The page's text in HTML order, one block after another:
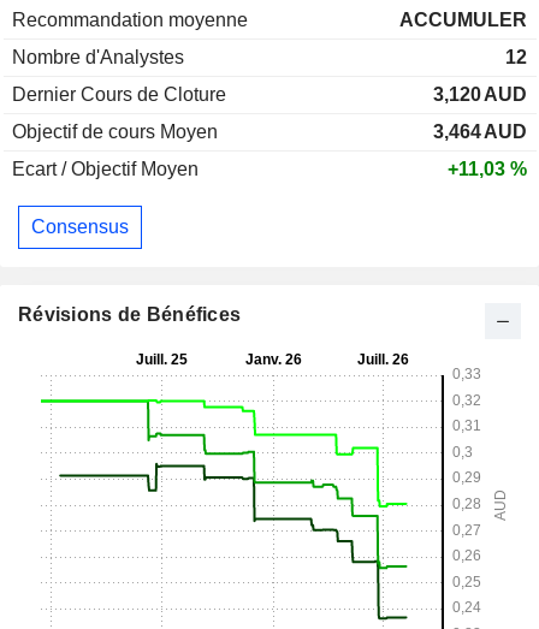
Recommandation moyenne
ACCUMULER
Nombre d'Analystes
12
Dernier Cours de Cloture
3,120AUD
Objectif de cours Moyen
3,464AUD
Ecart / Objectif Moyen
+11,03 %
Consensus
Révisions de Bénéfices